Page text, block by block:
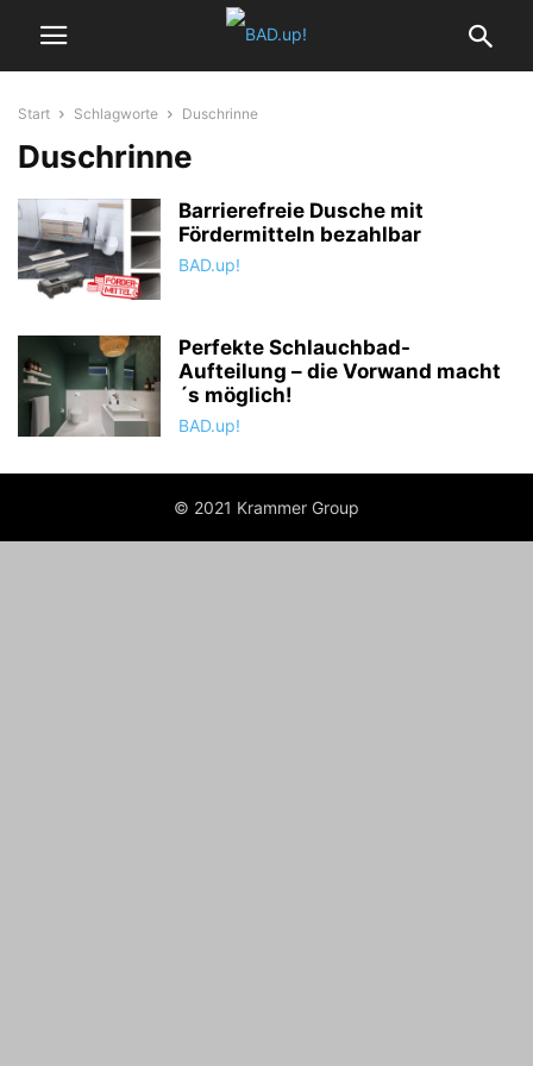
Start Schlagworte Duschrinne
Duschrinne
Barrierefreie Dusche mit
Fördermitteln bezahlbar
BAD.up!
Perfekte Schlauchbad-
Aufteilung – die Vorwand macht
´s möglich!
BAD.up!
© 2021 Krammer Group